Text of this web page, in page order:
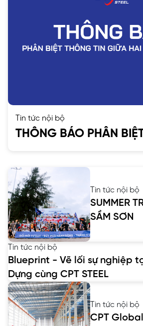
Tin tức nội bộ
THÔNG BÁO PHÂN
Tin tức nội bộ
SUMMER
SẦM SƠN
Tin tức nội bộ
Blueprint - Vẽ lối sự nghiệp
Dựng cùng CPT STEEL
Tin tức nội bộ
CPT